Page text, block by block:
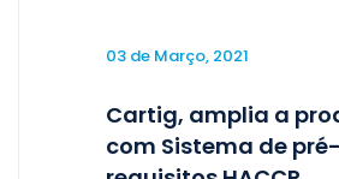
03 de Março, 2021
Cartig, amplia a
com Sistema de pré-